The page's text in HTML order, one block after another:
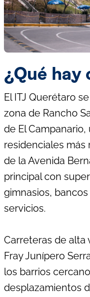
¿Qué hay
El ITJ Querétaro
zona de Rancho
de El Campanario,
residenciales más
de la Avenida
principal con
gimnasios,
servicios.
Carreteras de alta
Fray Junípero
los barrios
desplazamientos